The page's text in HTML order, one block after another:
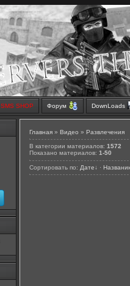
SMS SHOP Форум DownLoads
Главная »Видео »Развлечения
В категории материалов:1572
Показано материалов:1-50
Сортировать по: Дате↓ ·